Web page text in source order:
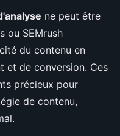
ne peut être
ou SEMrush
du contenu en
et de conversion. Ces
précieux pour
de contenu,